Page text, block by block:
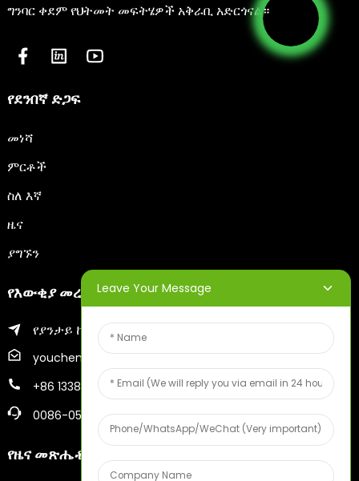
ግንባር ቀደም የህትመት መፍትሄዎች አቅራቢ አድርጎናል።
የደንበኛ ድጋፍ
መነሻ
ምርቶች
ስለ እኛ
ዜና
ያግኙን
የእውቂያ መረጃ
የያንታይ ከተማ ዝሂፉ ወረዳ
youcheng@ytscreenprinter.com
+86 13386383930
0086-05356730996
የዜና መጽሔቶች
Leave Your Message